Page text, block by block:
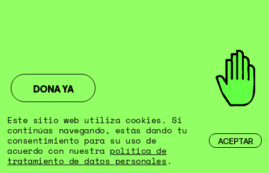
Este sitio web utiliza cookies. Si
continúas navegando, estás dando tu
consentimiento para su uso de
acuerdo con nuestra política de
tratamiento de datos personales .
ACEPTAR
DONA YA